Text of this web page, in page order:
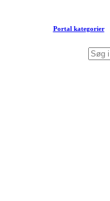
Portal kategorier